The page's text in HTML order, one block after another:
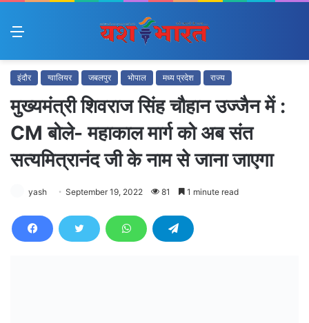
Menu
इंदौर ग्वालियर जबलपुर भोपाल मध्य प्रदेश राज्य
मुख्यमंत्री शिवराज सिंह चौहान उज्जैन में :
CM बोले- महाकाल मार्ग को अब संत
सत्यमित्रानंद जी के नाम से जाना जाएगा
yash September 19, 2022 81 1 minute read